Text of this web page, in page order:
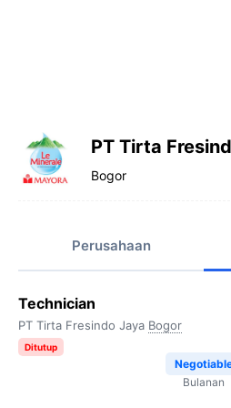
PT Tirta
Bogor
Perusahaan
Technician
PT Tirta Fresindo Jaya Bogor
Ditutup
Bulanan